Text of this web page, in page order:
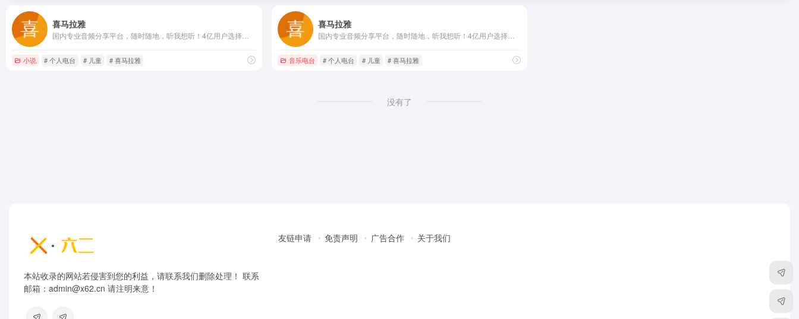
喜马拉雅
小说 # 个人电台 # 儿童 # 喜马拉雅
喜马拉雅
音乐电台 # 个人电台 # 儿童 # 喜马拉雅
没有了
本站收录的网站若侵害到您的利益，请联系我们删除处理！ 联系
邮箱：admin@x62.cn 请注明来意！
友链申请 免责声明 广告合作 关于我们